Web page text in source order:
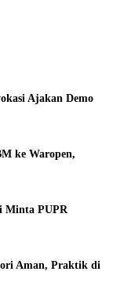
Ajakan Demo
ke Waropen,
Minta PUPR
Aman, Praktik di